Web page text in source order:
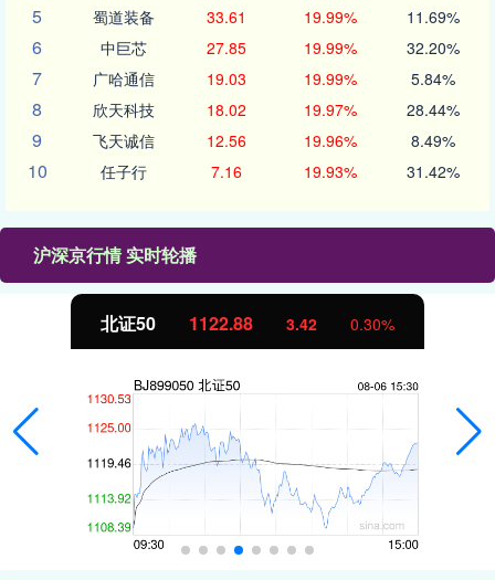
5 蜀道装备 33.61 19.99% 11.69%
6 中巨芯 27.85 19.99% 32.20%
7 广哈通信 19.03 19.99% 5.84%
8 欣天科技 18.02 19.97% 28.44%
9 飞天诚信 12.56 19.96% 8.49%
10 任子行 7.16 19.93% 31.42%
沪深京行情 实时轮播
北证50 1122.88 3.42 0.30%